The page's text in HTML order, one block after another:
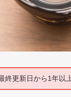
終更新日から1年以